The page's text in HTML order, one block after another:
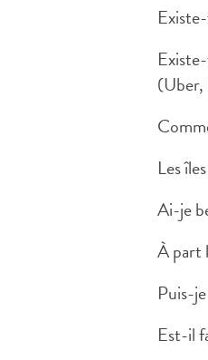
Les
Ai-je
À part
Puis-
Est-il